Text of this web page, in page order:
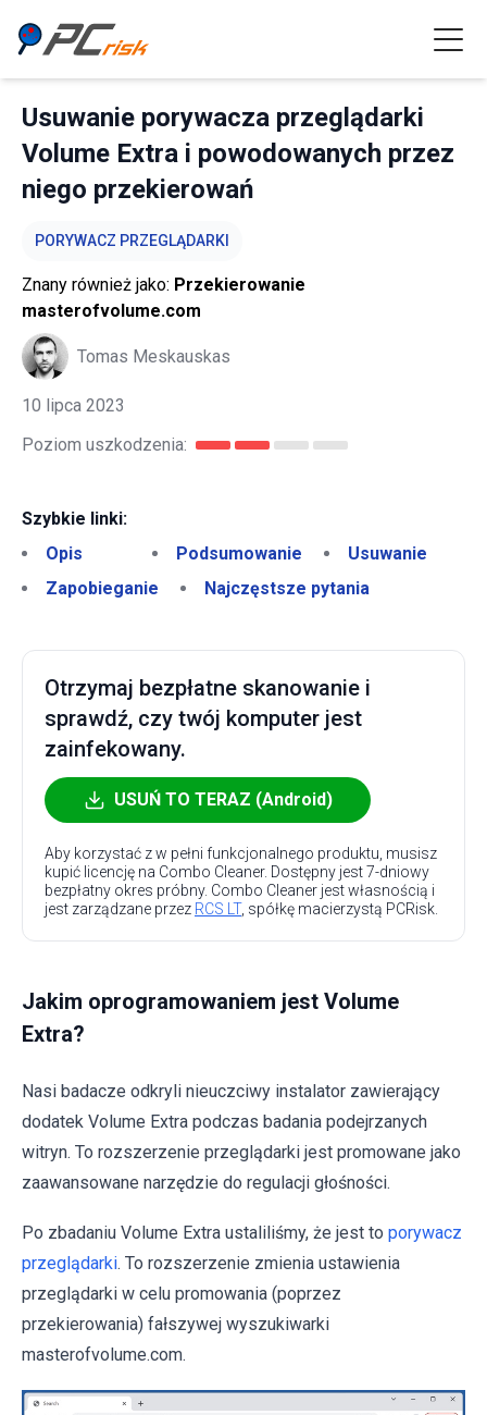
Usuwanie porywacza przeglądarki
Volume Extra i powodowanych przez
niego przekierowań
PORYWACZ PRZEGLĄDARKI
Znany również jako: Przekierowanie
masterofvolume.com
Tomas Meskauskas
10 lipca 2023
Poziom uszkodzenia:
Szybkie linki:
Opis
Podsumowanie
Usuwanie
Zapobieganie
Najczęstsze pytania
Otrzymaj bezpłatne skanowanie i
sprawdź, czy twój komputer jest
zainfekowany.
USUŃ TO TERAZ (Android)
Aby korzystać z w pełni funkcjonalnego produktu, musisz
kupić licencję na Combo Cleaner. Dostępny jest 7-dniowy
bezpłatny okres próbny. Combo Cleaner jest własnością i
jest zarządzane przez RCS LT, spółkę macierzystą PCRisk.
Jakim oprogramowaniem jest Volume
Extra?
Nasi badacze odkryli nieuczciwy instalator zawierający
dodatek Volume Extra podczas badania podejrzanych
witryn. To rozszerzenie przeglądarki jest promowane jako
zaawansowane narzędzie do regulacji głośności.
Po zbadaniu Volume Extra ustaliliśmy, że jest to porywacz
przeglądarki. To rozszerzenie zmienia ustawienia
przeglądarki w celu promowania (poprzez
przekierowania) fałszywej wyszukiwarki
masterofvolume.com.